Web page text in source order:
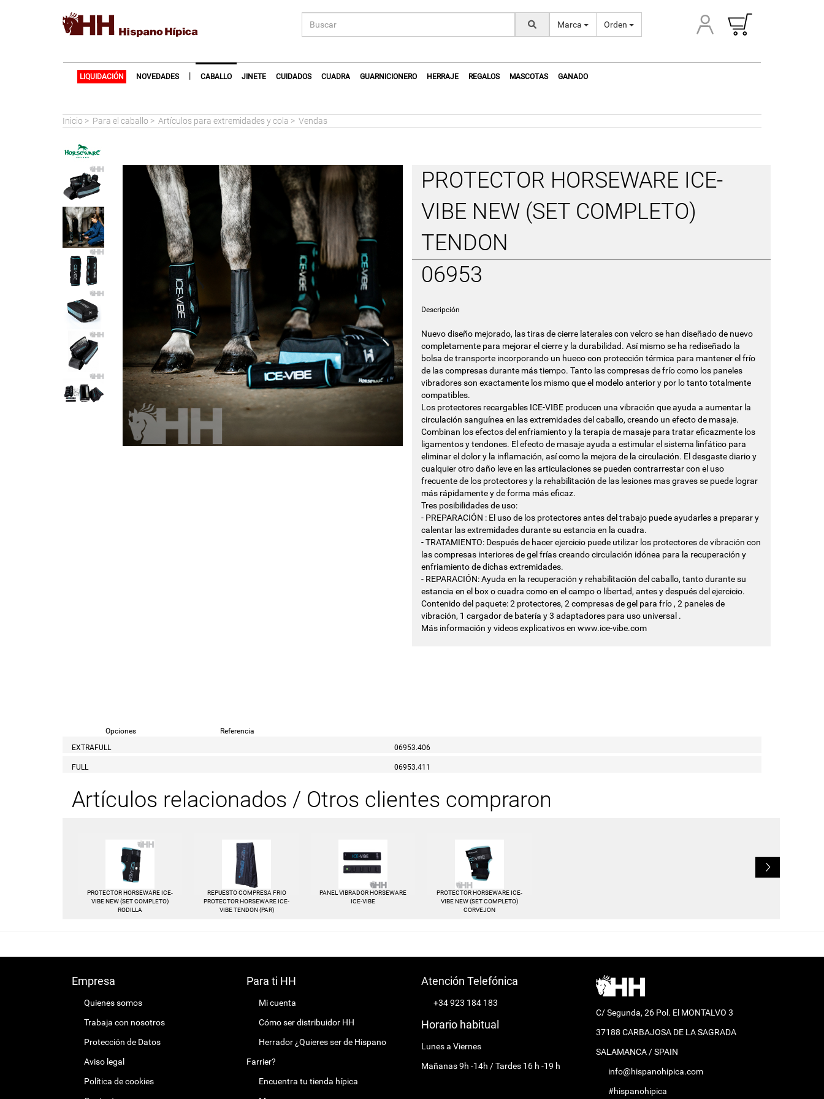
Marca Orden
LIQUIDACIÓN NOVEDADES | CABALLO JINETE CUIDADOS CUADRA GUARNICIONERO HERRAJE REGALOS MASCOTAS GANADO
Inicio > Para el caballo > Artículos para extremidades y cola > Vendas
PROTECTOR HORSEWARE ICE-
VIBE NEW (SET COMPLETO)
TENDON
06953
Descripción
Nuevo diseño mejorado, las tiras de cierre laterales con velcro se han diseñado de nuevo
completamente para mejorar el cierre y la durabilidad. Así mismo se ha rediseñado la
bolsa de transporte incorporando un hueco con protección térmica para mantener el frío
de las compresas durante más tiempo. Tanto las compresas de frío como los paneles
vibradores son exactamente los mismo que el modelo anterior y por lo tanto totalmente
compatibles.
Los protectores recargables ICE-VIBE producen una vibración que ayuda a aumentar la
circulación sanguínea en las extremidades del caballo, creando un efecto de masaje.
Combinan los efectos del enfriamiento y la terapia de masaje para tratar eficazmente los
ligamentos y tendones. El efecto de masaje ayuda a estimular el sistema linfático para
eliminar el dolor y la inflamación, así como la mejora de la circulación. El desgaste diario y
cualquier otro daño leve en las articulaciones se pueden contrarrestar con el uso
frecuente de los protectores y la rehabilitación de las lesiones mas graves se puede lograr
más rápidamente y de forma más eficaz.
Tres posibilidades de uso:
- PREPARACIÓN : El uso de los protectores antes del trabajo puede ayudarles a preparar y
calentar las extremidades durante su estancia en la cuadra.
- TRATAMIENTO: Después de hacer ejercicio puede utilizar los protectores de vibración con
las compresas interiores de gel frías creando circulación idónea para la recuperación y
enfriamiento de dichas extremidades.
- REPARACIÓN: Ayuda en la recuperación y rehabilitación del caballo, tanto durante su
estancia en el box o cuadra como en el campo o libertad, antes y después del ejercicio.
Contenido del paquete: 2 protectores, 2 compresas de gel para frío , 2 paneles de
vibración, 1 cargador de batería y 3 adaptadores para uso universal .
Más información y videos explicativos en www.ice-vibe.com
Opciones
Referencia
EXTRAFULL
06953.406
FULL 06953.411
Artículos relacionados / Otros clientes compraron
PROTECTOR HORSEWARE ICE-
VIBE NEW (SET COMPLETO)
RODILLA
REPUESTO COMPRESA FRIO
PROTECTOR HORSEWARE ICE-
VIBE TENDON (PAR)
PANEL VIBRADOR HORSEWARE
ICE-VIBE
PROTECTOR HORSEWARE ICE-
VIBE NEW (SET COMPLETO)
CORVEJON
L
Empresa
Quienes somos
Trabaja con nosotros
Protección de Datos
Aviso legal
Política de cookies
Para ti HH
Mi cuenta
Cómo ser distribuidor HH
Herrador ¿Quieres ser de Hispano
Farrier?
Encuentra tu tienda hípica
Atención Telefónica
+34 923 184 183
Horario habitual
Lunes a Viernes
Mañanas 9h -14h / Tardes 16 h -19 h
C/ Segunda, 26 Pol. El MONTALVO 3
37188 CARBAJOSA DE LA SAGRADA
SALAMANCA / SPAIN
info@hispanohipica.com
#hispanohipica